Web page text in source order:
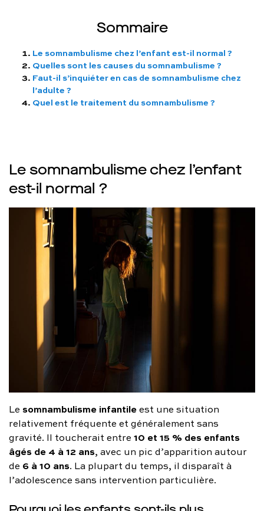
Sommaire
Le somnambulisme chez l’enfant est-il normal ?
Quelles sont les causes du somnambulisme ?
Faut-il s’inquiéter en cas de somnambulisme chez
l’adulte ?
Quel est le traitement du somnambulisme ?
Le somnambulisme chez l’enfant
est-il normal ?
Le somnambulisme infantileest une situation
relativement fréquente et généralement sans
gravité. Il toucherait entre 10 et 15 % des enfants
âgés de 4 à 12 ans, avec un pic d’apparition autour
de 6 à 10 ans. La plupart du temps, il disparaît à
l’adolescence sans intervention particulière.